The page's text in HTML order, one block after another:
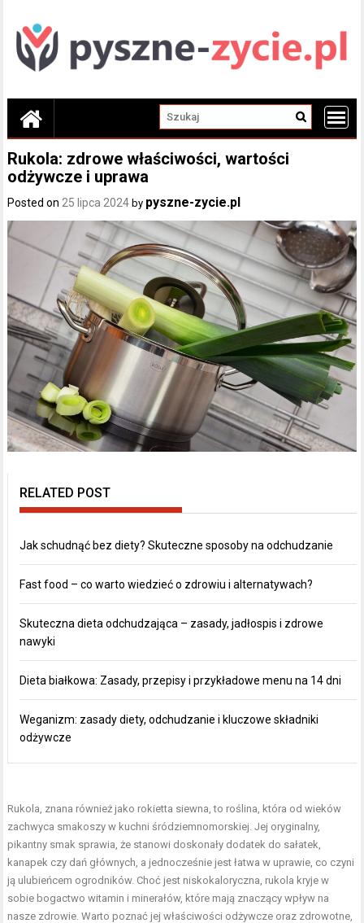
content
Rukola: zdrowe właściwości, wartości
odżywcze i uprawa
Posted on 25 lipca 2024 by pyszne-zycie.pl
RELATED POST
Jak schudnąć bez diety? Skuteczne sposoby na odchudzanie
Fast food – co warto wiedzieć o zdrowiu i alternatywach?
Skuteczna dieta odchudzająca – zasady, jadłospis i zdrowe
nawyki
Dieta białkowa: Zasady, przepisy i przykładowe menu na 14 dni
Weganizm: zasady diety, odchudzanie i kluczowe składniki
odżywcze
Rukola, znana również jako rokietta siewna, to roślina, która od wieków
zachwyca smakoszy w kuchni śródziemnomorskiej. Jej oryginalny,
pikantny smak sprawia, że stanowi doskonały dodatek do sałatek,
kanapek czy dań głównych, a jednocześnie jest łatwa w uprawie, co czyni
ją ulubieńcem ogrodników. Choć jest niskokaloryczna, rukola kryje w
sobie bogactwo witamin i minerałów, które mają znaczący wpływ na
nasze zdrowie. Warto poznać jej właściwości odżywcze oraz zdrowotne,